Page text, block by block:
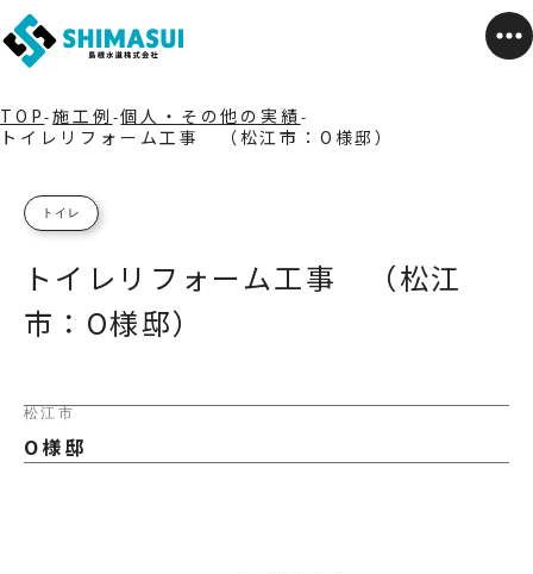
TOP 施工例 個人・その他の実績
トイレリフォーム工事 （松江市：O様邸）
トイレ
トイレリフォーム工事 （松江
市：O様邸）
松江市
O様邸